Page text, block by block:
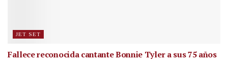
JET SET
Fallece reconocida cantanteBonnie Tyler a sus 75 años